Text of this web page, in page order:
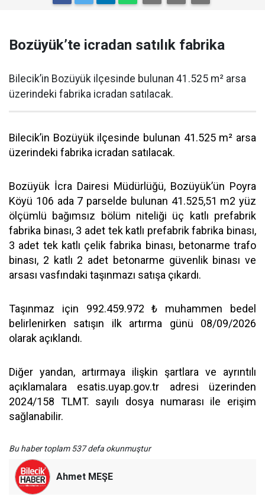
Bozüyük’te icradan satılık fabrika
Bilecik’in Bozüyük ilçesinde bulunan 41.525 m² arsa
üzerindeki fabrika icradan satılacak.
Bilecik’in Bozüyük ilçesinde bulunan 41.525 m² arsa
üzerindeki fabrika icradan satılacak.
Bozüyük İcra Dairesi Müdürlüğü, Bozüyük’ün Poyra
Köyü 106 ada 7 parselde bulunan 41.525,51 m2 yüz
ölçümlü bağımsız bölüm niteliği üç katlı prefabrik
fabrika binası, 3 adet tek katlı prefabrik fabrika binası,
3 adet tek katlı çelik fabrika binası, betonarme trafo
binası, 2 katlı 2 adet betonarme güvenlik binası ve
arsası vasfındaki taşınmazı satışa çıkardı.
Taşınmaz için 992.459.972 ₺ muhammen bedel
belirlenirken satışın ilk artırma günü 08/09/2026
olarak açıklandı.
Diğer yandan, artırmaya ilişkin şartlara ve ayrıntılı
açıklamalara esatis.uyap.gov.tr adresi üzerinden
2024/158 TLMT. sayılı dosya numarası ile erişim
sağlanabilir.
Bu haber toplam 537 defa okunmuştur
Ahmet MEŞE